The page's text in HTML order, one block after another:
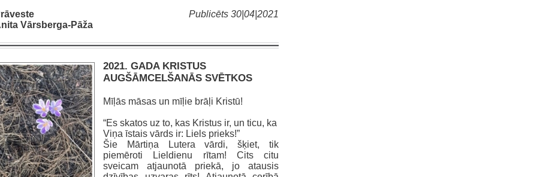
Publicēts 30|04|2021
Vārsberga-Pāža
2021. GADA KRISTUS
AUGŠĀMCELŠANĀS SVĒTKOS
Mīļās māsas un mīļie brāļi Kristū!
“Es skatos uz to, kas Kristus ir, un ticu, ka
Viņa īstais vārds ir: Liels prieks!”
Šie Mārtiņa Lutera vārdi, šķiet, tik
piemēroti Lieldienu rītam! Cits citu
sveicam atjaunotā priekā, jo atausis